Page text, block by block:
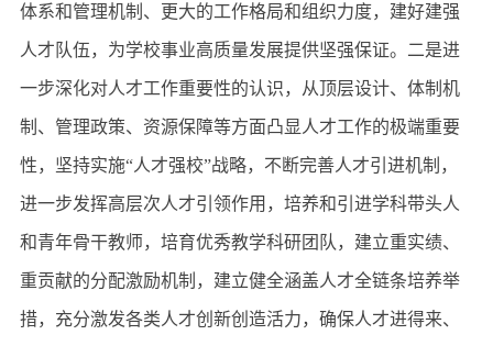
体系和管理机制、更大的工作格局和组织力度，建好建强
人才队伍，为学校事业高质量发展提供坚强保证。二是进
一步深化对人才工作重要性的认识，从顶层设计、体制机
制、管理政策、资源保障等方面凸显人才工作的极端重要
性，坚持实施“人才强校”战略，不断完善人才引进机制，
进一步发挥高层次人才引领作用，培养和引进学科带头人
和青年骨干教师，培育优秀教学科研团队，建立重实绩、
重贡献的分配激励机制，建立健全涵盖人才全链条培养举
措，充分激发各类人才创新创造活力，确保人才进得来、